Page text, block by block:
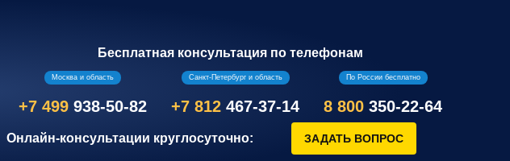
Бесплатная консультация по телефонам
Москва и область
+7 499 938-50-82
Санкт-Петербург и область
+7 812 467-37-14
По России бесплатно
8 800 350-22-64
Онлайн-консультации круглосуточно: